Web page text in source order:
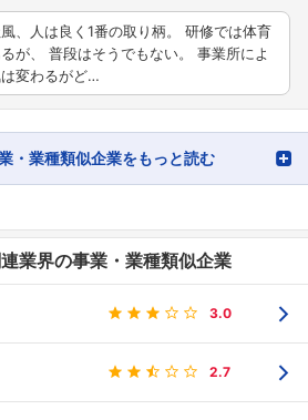
、人は良く1番の取り柄。 研修では体育
が、 普段はそうでもない。 事業所によ
変わるがど…
・業種類似企業をもっと読む
業界の事業・業種類似企業
3.0
2.7